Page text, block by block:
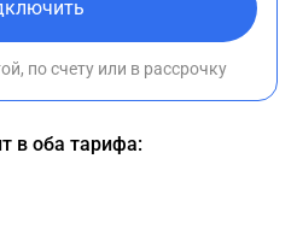
по счету или в рассрочку
в оба тарифа: